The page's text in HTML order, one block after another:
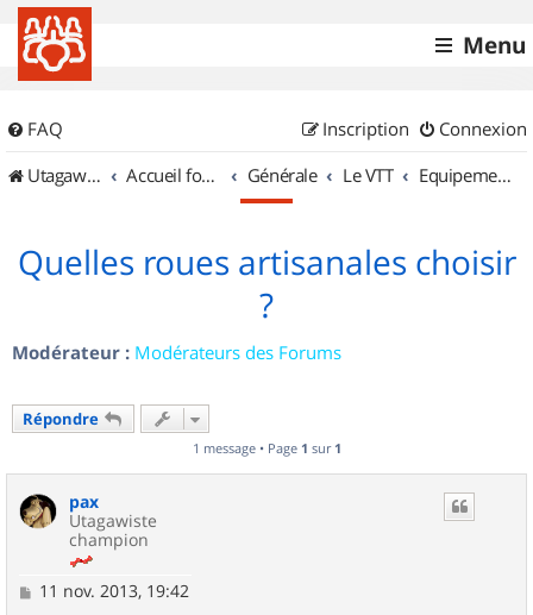
Menu
FAQ Connexion
Inscription
UtagawaVTT (Randos VTT et VTTAE avec traces GPS)
Accueil forum Générale Le VTT Equipements et Accessoires
Quelles roues artisanales choisir
?
Modérateur : Modérateurs des Forums
Répondre
1 message • Page 1 sur 1
pax
Utagawiste
champion
M11 nov. 2013, 19:42